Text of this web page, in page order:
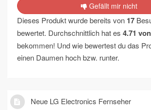
Gefällt mir nicht
Dieses Produkt wurde bereits von 17
bewertet. Durchschnittlich hat es 4.71 von
bekommen! Und wie bewertest du das
einen Daumen hoch bzw. runter.
Neue LG Electronics Fernseher